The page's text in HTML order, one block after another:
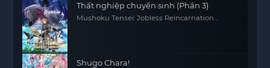
Thất nghiệp chuyển sinh (Phần 3)
Mushoku Tensei: Jobless Reincarnation
Shugo Chara!